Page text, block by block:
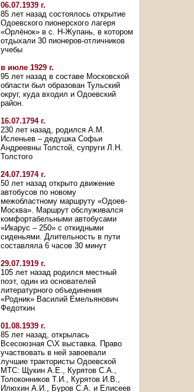
06.07.1939 г.
85 лет назад состоялось открытие
Одоевского пионерского лагеря
«Орлёнок» в с. Н-Жупань, в котором
отдыхали 30 пионеров-отличников
учебы
в июле 1929 г.
95 лет назад в составе Московской
области был образован Тульский
округ, куда входил и Одоевский
район.
16.07.1794 г.
230 лет назад, родился А.М.
Исленьев – дедушка Софьи
Андреевны Толстой, супруги Л.Н.
Толстого
24.07.1974 г.
50 лет назад открыто движение
автобусов по новому
межобластному маршруту «Одоев-
Москва». Маршрут обслуживался
комфортабельными автобусами
«Икарус – 250» с откидными
сиденьями. Длительность в пути
составляла 6 часов 30 минут
29.07.1919 г.
105 лет назад родился местный
поэт, один из основателей
литературного объединения
«Родник» Василий Емельянович
Федоткин
01.08.1939 г.
85 лет назад, открылась
Всесоюзная С\Х выставка. Право
участвовать в ней завоевали
лучшие трактористы Одоевской
МТС: Щукин А.Е., Курятов С.А.,
Толоконников Т.И., Курятов И.В.,
Илюхин А.И., Буров С.А. и Елисеев